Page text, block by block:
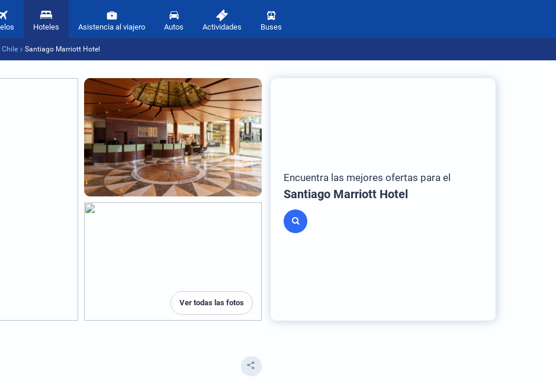
Hoteles Asistencia al viajero Autos Actividades Buses
Chile Santiago Marriott Hotel
Ver todas las fotos
Encuentra las mejores ofertas para el
Santiago Marriott Hotel